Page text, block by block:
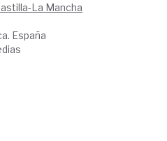
La Mancha
España